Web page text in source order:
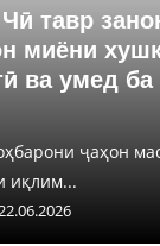
тавр
миёни
ва умед ба
ҷаҳон
иқлим...